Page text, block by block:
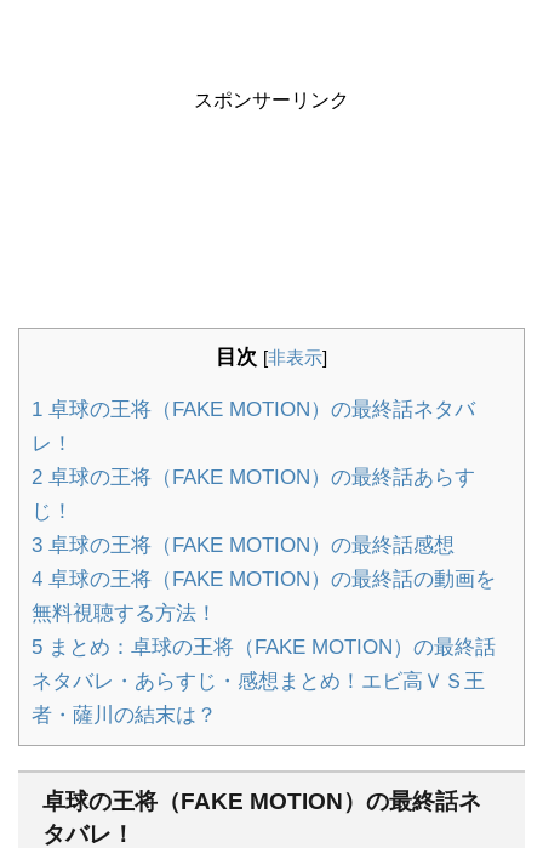
スポンサーリンク
目次 [非表示]
1 卓球の王将（FAKE MOTION）の最終話ネタバ
レ！
2 卓球の王将（FAKE MOTION）の最終話あらす
じ！
3 卓球の王将（FAKE MOTION）の最終話感想
4 卓球の王将（FAKE MOTION）の最終話の動画を
無料視聴する方法！
5 まとめ：卓球の王将（FAKE MOTION）の最終話
ネタバレ・あらすじ・感想まとめ！エビ高ＶＳ王
者・薩川の結末は？
卓球の王将（FAKE MOTION）の最終話ネ
タバレ！